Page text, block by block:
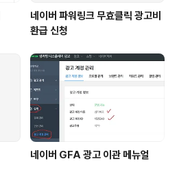
네이버 파워링크 무효클릭 광고비
환급 신청
네이버 GFA 광고 이관 메뉴얼